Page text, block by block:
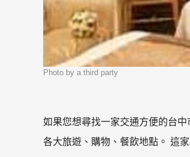
Photo by a third party
如果您想尋找一家交通方便的台
各大旅遊、購物、餐飲地點。 這